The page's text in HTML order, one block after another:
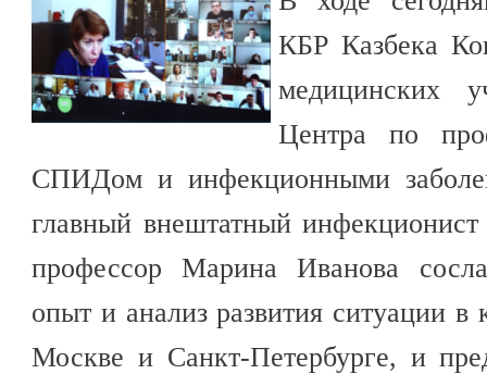
КБР Казбека
медицинских
Центра по
СПИДом и инфекционными
главный внештатный
профессор Марина Иванова
опыт и анализ развития ситуации в
Москве и Санкт-Петербурге, и